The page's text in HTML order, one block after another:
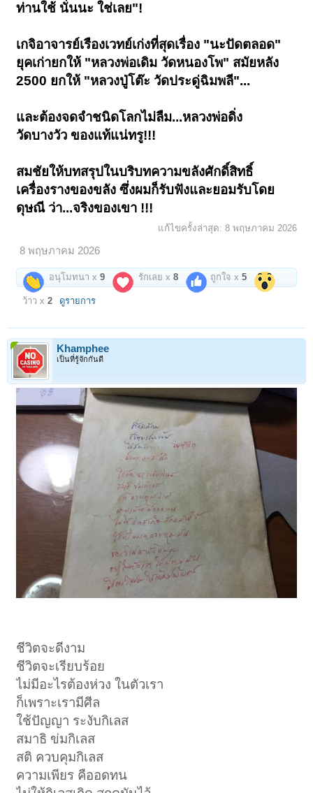
ท่านใช้ นั่นนะ ใช่เลย"!
เกจิอาจารย์เรืองเวทย์เก่งที่สุดเรื่อง "นะปัดตลอด"
ยุคเก่ายกให้ "หลวงพ่อเดิม วัดหนองโพ" สมัยหลัง
2500 ยกให้ "หลวงปู่โต๊ะ วัดประดู่ฉิมพลี"...
และต้องจดจำชนิดโลกไม่ลืม...หลวงพ่อดิ่ง
วัดบางวัว ของแท้แน่ทรู!!!
สมชัยให้บทสรุปในบริบทความขลังศักดิ์สิทธิ์
เครื่องรางของขลัง ซึ่งผมก็รับฟังและยอมรับโดย
ดุษณี ว่า...จริงของเขา !!!
แก้ไขครั้งล่าสุด: 8 พฤษภาคม 2026
8 พฤษภาคม 2026
อนุโมทนา x9 รักเลย x8 ถูกใจ x5
ว้าว x2 ดูรายการ
Khamphee
เป็นที่รู้จักกันดี
ชีวิตจะดีงาม
ชีวิตจะเรียบร้อย
ไม่มีอะไรต้องห่วง ในตัวเรา
ก็เพราะเรามีศีล
ใช้ปัญญา ระงับกิเลส
สมาธิ ข่มกิเลส
สติ ควบคุมกิเลส
ความเพียร คืออดทน